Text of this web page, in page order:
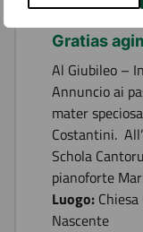
Gratias
Al Giubileo –
Annuncio ai
mater
Costantini.
Schola
pianoforte
Luogo:
Nascente